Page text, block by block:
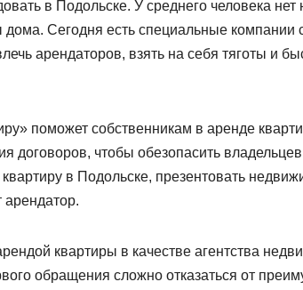
в Подольске. У среднего человека нет
Сегодня есть специальные компании
арендаторов, взять на себя тяготы и
поможет собственникам в аренде
договоров, чтобы обезопасить
в Подольске, презентовать
арендатор.
квартиры в качестве агентства
обращения сложно отказаться от